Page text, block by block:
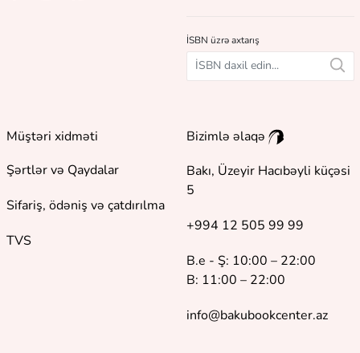
İSBN üzrə axtarış
Müştəri xidməti
Şərtlər və Qaydalar
Sifariş, ödəniş və çatdırılma
TVS
Bizimlə əlaqə
Bakı, Üzeyir Hacıbəyli küçəsi
5
+994 12 505 99 99
B.e - Ş: 10:00 – 22:00
B: 11:00 – 22:00
info@bakubookcenter.az